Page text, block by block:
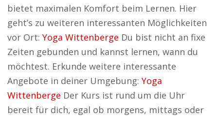
bietet maximalen Komfort beim Lernen. Hier
geht’s zu weiteren interessanten Möglichkeiten
vor Ort: Yoga Wittenberge Du bist nicht an fixe
Zeiten gebunden und kannst lernen, wann du
möchtest. Erkunde weitere interessante
Angebote in deiner Umgebung: Yoga
Wittenberge Der Kurs ist rund um die Uhr
bereit für dich, egal ob morgens, mittags oder